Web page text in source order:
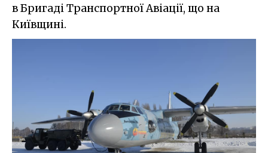
в Бригаді Транспортної Авіації, що на
Київщині.